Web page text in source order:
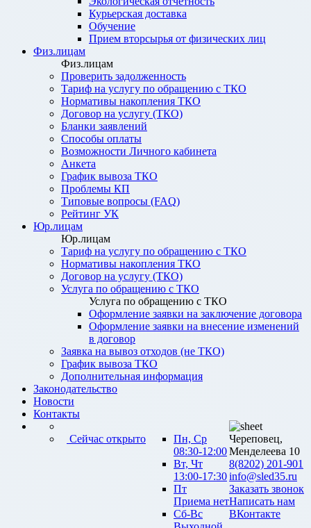
Курьерская доставка
Обучение
Прием вторсырья от физических лиц
Физ.лицам
Физ.лицам
Проверить задолженность
Тариф на услугу по обращению с ТКО
Нормативы накопления ТКО
Договор на услугу (ТКО)
Бланки заявлений
Способы оплаты
Возможности Личного кабинета
Анкета
График вывоза ТКО
Проблемы КП
Типовые вопросы (FAQ)
Рейтинг УК
Юр.лицам
Юр.лицам
Тариф на услугу по обращению с ТКО
Нормативы накопления ТКО
Договор на услугу (ТКО)
Услуга по обращению с ТКО
Услуга по обращению с ТКО
Оформление заявки на заключение договора
Оформление заявки на внесение изменений
в договор
Заявка на вывоз отходов (не ТКО)
График вывоза ТКО
Дополнительная информация
Законодательство
Новости
Контакты
Сейчас открыто
Пн, Ср
08:30-12:00
Вт, Чт
13:00-17:30
Пт
Приема нет
Сб-Вс
Череповец,
Менделеева 10
8(8202) 201-901
info@sled35.ru
Заказать звонок
Написать нам
ВКонтакте